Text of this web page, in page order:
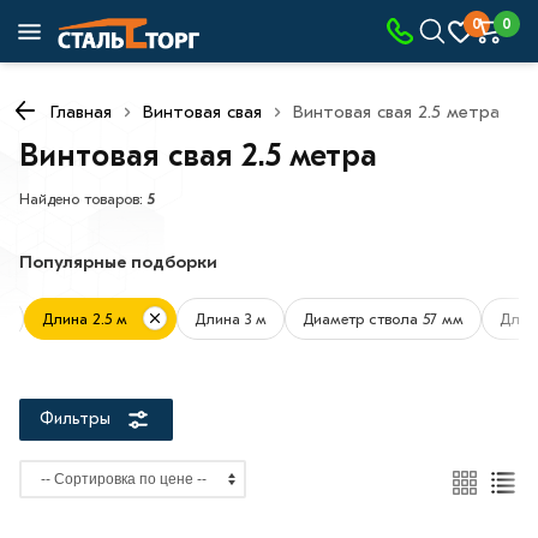
0 0
Главная Винтовая свая Винтовая свая 2.5 метра
Винтовая свая 2.5 метра
Найдено товаров: 5
Популярные подборки
Длина 2.5 м Длина 3 м Диаметр ствола 57 мм
Фильтры
Фильтры
×
Со
скидкой
Цена
—
ствола